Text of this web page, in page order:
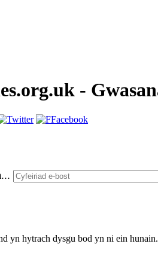
...
yn hytrach dysgu bod yn ni ein hunain.